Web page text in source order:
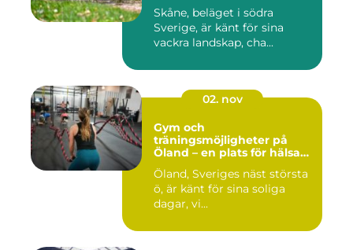
Skåne, beläget i södra
Sverige, är känt för sina
vackra landskap, cha...
02. nov
Gym och
träningsmöjligheter på
Öland – en plats för hälsa
och välbefinnande
Öland, Sveriges näst största
ö, är känt för sina soliga
dagar, vi...